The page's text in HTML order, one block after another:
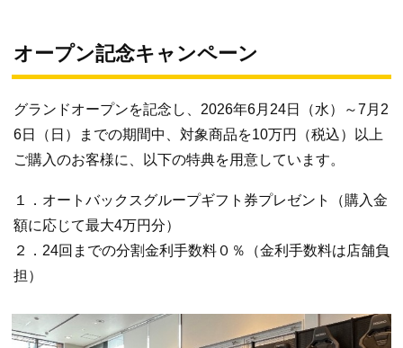
オープン記念キャンペーン
グランドオープンを記念し、2026年6月24日（水）～7月2
6日（日）までの期間中、対象商品を10万円（税込）以上
ご購入のお客様に、以下の特典を用意しています。
１．オートバックスグループギフト券プレゼント（購入金
額に応じて最大4万円分）
２．24回までの分割金利手数料０％（金利手数料は店舗負
担）